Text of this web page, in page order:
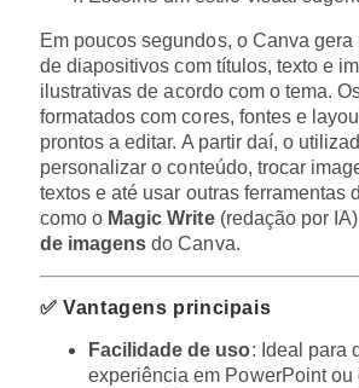
Em poucos segundos, o Canva
de diapositivos com títulos, texto e
ilustrativas de acordo com o tema.
formatados com cores, fontes e
prontos a editar. A partir daí, o
personalizar o conteúdo, trocar
textos e até usar outras ferramentas
como o Magic Write(redação por
de imagens do Canva.
✅ Vantagens principais
Facilidade de uso: Ideal para
experiência em PowerPoint ou